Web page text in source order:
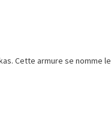
Cette armure se nomme le